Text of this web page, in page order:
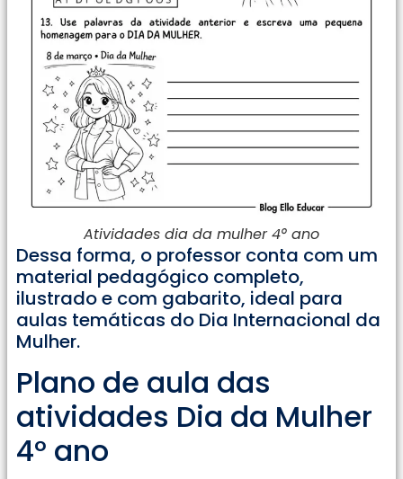
Atividades dia da mulher 4° ano
Dessa forma, o professor conta com um
material pedagógico completo,
ilustrado e com gabarito, ideal para
aulas temáticas do Dia Internacional da
Mulher.
Plano de aula das
atividades Dia da Mulher
4° ano